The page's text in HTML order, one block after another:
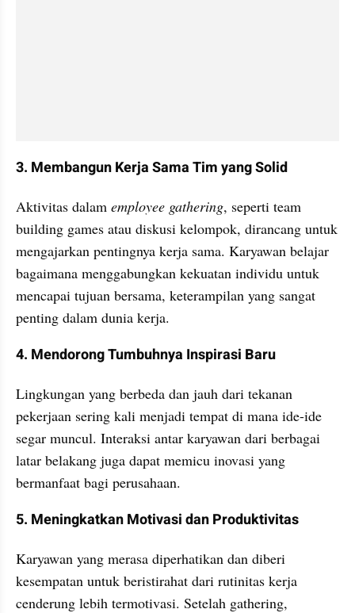
3. Membangun Kerja Sama Tim yang Solid
Aktivitas dalam employee gathering, seperti team
building games atau diskusi kelompok, dirancang untuk
mengajarkan pentingnya kerja sama. Karyawan belajar
bagaimana menggabungkan kekuatan individu untuk
mencapai tujuan bersama, keterampilan yang sangat
penting dalam dunia kerja.
4. Mendorong Tumbuhnya Inspirasi Baru
Lingkungan yang berbeda dan jauh dari tekanan
pekerjaan sering kali menjadi tempat di mana ide-ide
segar muncul. Interaksi antar karyawan dari berbagai
latar belakang juga dapat memicu inovasi yang
bermanfaat bagi perusahaan.
5. Meningkatkan Motivasi dan Produktivitas
Karyawan yang merasa diperhatikan dan diberi
kesempatan untuk beristirahat dari rutinitas kerja
cenderung lebih termotivasi. Setelah gathering,